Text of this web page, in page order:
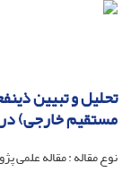
تحلیل و تبیین
مستقیم خارجی)
نوع مقاله : مقاله علمی